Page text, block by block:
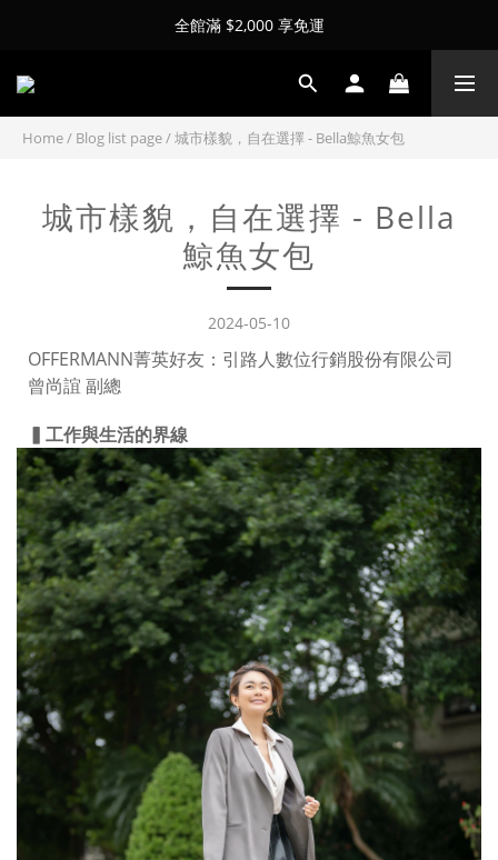
全館滿 $2,000 享免運
Home/ Blog list page/城市樣貌，自在選擇 - Bella鯨魚女包
城市樣貌，自在選擇 - Bella
鯨魚女包
2024-05-10
OFFERMANN菁英好友：引路人數位行銷股份有限公司
曾尚誼 副總
▍工作與生活的界線